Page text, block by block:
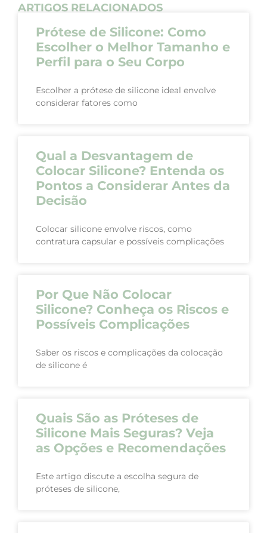
ARTIGOS RELACIONADOS
Prótese de Silicone: Como
Escolher o Melhor Tamanho e
Perfil para o Seu Corpo
Escolher a prótese de silicone ideal envolve
considerar fatores como
Qual a Desvantagem de
Colocar Silicone? Entenda os
Pontos a Considerar Antes da
Decisão
Colocar silicone envolve riscos, como
contratura capsular e possíveis complicações
Por Que Não Colocar
Silicone? Conheça os Riscos e
Possíveis Complicações
Saber os riscos e complicações da colocação
de silicone é
Quais São as Próteses de
Silicone Mais Seguras? Veja
as Opções e Recomendações
Este artigo discute a escolha segura de
próteses de silicone,